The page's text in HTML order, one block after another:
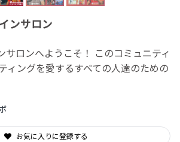
ンサロン
サロンへようこそ！ このコミュニティ
ィングを愛するすべての人達のための
お気に入りに登録する